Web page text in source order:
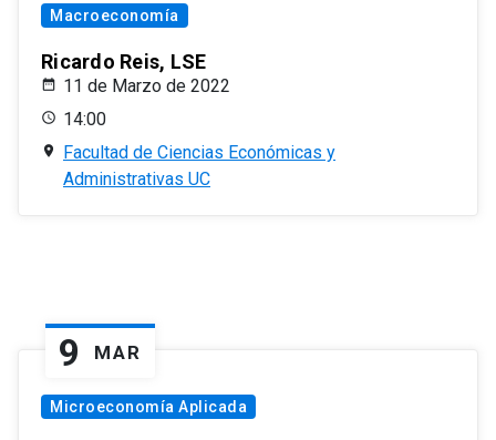
Macroeconomía
Ricardo Reis, LSE
11 de Marzo de 2022
14:00
Facultad de Ciencias Económicas y
Administrativas UC
9 MAR
Microeconomía Aplicada